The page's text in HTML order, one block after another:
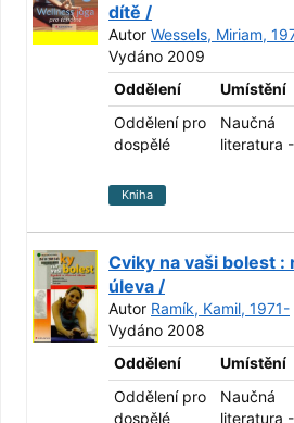
dítě /
Autor Wessels, Miriam,
Vydáno 2009
Oddělení
Umístění
Oddělení pro
dospělé
Naučná
literatura
Kniha
Cviky na vaši bolest :
úleva /
Autor Ramík, Kamil, 1971-
Vydáno 2008
Oddělení
Umístění
Oddělení pro
dospělé
Naučná
literatura